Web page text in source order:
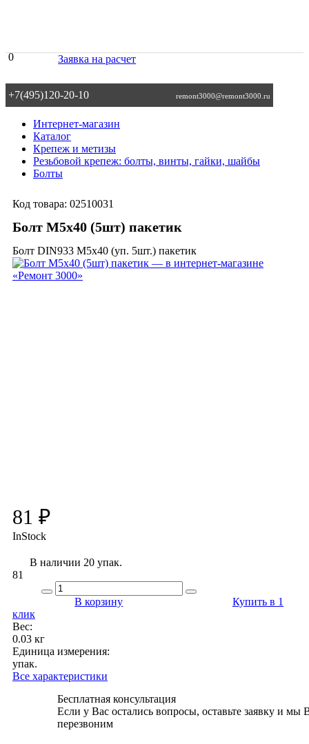
Заявка на расчет
0
+7(495)120-20-10 remont3000@remont3000.ru
Интернет-магазин
Каталог
Крепеж и метизы
Резьбовой крепеж: болты, винты, гайки, шайбы
Болты
Код товара: 02510031
Болт М5х40 (5шт) пакетик
Болт DIN933 М5х40 (уп. 5шт.) пакетик
81 ₽
InStock
В наличии 20 упак.
81
В корзину
Купить в 1
клик
Вес:
0.03 кг
Единица измерения:
упак.
Все характеристики
Бесплатная консультация
Если у Вас остались вопросы, оставьте заявку и мы
перезвоним